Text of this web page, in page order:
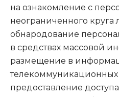
на ознакомление с
неограниченного круга
обнародование
в средствах массовой
размещение в
телекоммуникационных
предоставление